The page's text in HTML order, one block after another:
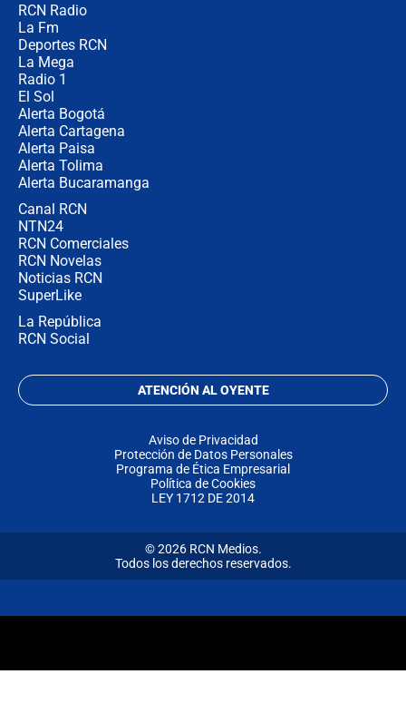
RCN Radio
La Fm
Deportes RCN
La Mega
Radio 1
El Sol
Alerta Bogotá
Alerta Cartagena
Alerta Paisa
Alerta Tolima
Alerta Bucaramanga
Canal RCN
NTN24
RCN Comerciales
RCN Novelas
Noticias RCN
SuperLike
La República
RCN Social
ATENCIÓN AL OYENTE
Aviso de Privacidad
Protección de Datos Personales
Programa de Ética Empresarial
Política de Cookies
LEY 1712 DE 2014
© 2026 RCN Medios.
Todos los derechos reservados.